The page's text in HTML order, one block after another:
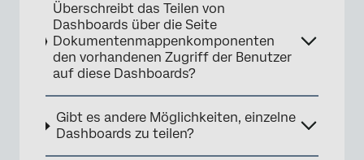
Überschreibt das Teilen von
Dashboards über die Seite
Dokumentenmappenkomponenten
den vorhandenen Zugriff der Benutzer
auf diese Dashboards?
Gibt es andere Möglichkeiten, einzelne
Dashboards zu teilen?